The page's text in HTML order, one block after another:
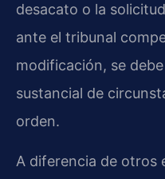
desacato o la
ante el tribunal
modificación, se
sustancial de
orden.
A diferencia de otros